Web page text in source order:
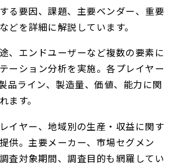
る要因、課題、主要ベンダー、重要
どを詳細に解説しています。
、エンドユーザーなど複数の要素に
ーション分析を実施。各プレイヤー
品ライン、製造量、価値、能力に関
ます。
イヤー、地域別の生産・収益に関す
供。主要メーカー、市場セグメン
査対象期間、調査目的も網羅してい